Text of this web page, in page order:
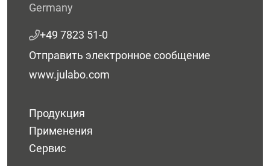
Germany
+49 7823 51-0
Отправить электронное сообщение
www.julabo.com
Продукция
Применения
Сервис